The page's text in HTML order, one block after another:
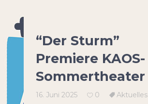
“Der Sturm”
Premiere KAOS-
Sommertheater
16. Juni 2025 0 Aktuelles